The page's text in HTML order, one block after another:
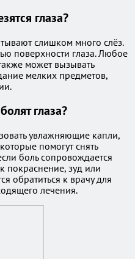
глаза?
слишком много слёз.
поверхности глаза. Любое
может вызывать
мелких предметов,
глаза?
увлажняющие капли,
помогут снять
боль сопровождается
покраснение, зуд или
обратиться к врачу для
лечения.